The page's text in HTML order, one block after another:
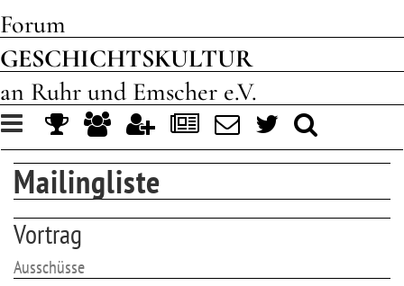
Forum
GESCHICHTSKULTUR
an Ruhr und Emscher e.V.
Toggle
navigation
Mailingliste
Vortrag
Ausschüsse